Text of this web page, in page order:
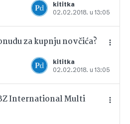
kititka
02.02.2018. u 13:05
Dodajte u favorite
za kupnju novčića?
kititka
02.02.2018. u 13:05
Dodajte u favorite
International Multi